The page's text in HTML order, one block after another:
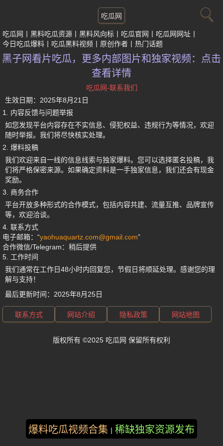
吃瓜网
吃瓜网 黑料吃瓜资源 黑料风向标 吃瓜官网
吃瓜网网址
今日吃瓜爆料
吃瓜黑料视频 原创作者 热门话题
黑子网看片吃瓜，更多内部图片和独家视频：点击
查看详情
吃瓜网-联系我们
生效日期： 2025年8月21日
1. 内容反馈与问题举报
如您发现平台内容存在不实信息、侵犯权益、违规行为等情况，欢迎
随时举报。我们将尽快核实处理。
2. 爆料投稿
我们欢迎来自一线的信息线索与独家爆料。您可以选择匿名投稿，我
们将严格保密来源。如果确定资料是一手独家信息，我们还会有现金
奖励。
3. 商务合作
平台开放多种形式的合作模式，包括内容共建、流量互推、品牌宣传
等，欢迎洽谈。
4. 联系方式
电子邮箱：“yaohuaquartz.com@gmail.com”
合作微信/Telegram： 稍后提供
5. 工作时间
我们通常在工作日48小时内回复您，节假日将顺延处理。感谢您的理
解与支持！
最后更新时间： 2025年8月25日
爆料吃瓜视频合集 稀缺独家资源发布
联系方式 网站介绍 隐私政策 网站地图
版权所有 ©2025 吃瓜网 保留所有权利